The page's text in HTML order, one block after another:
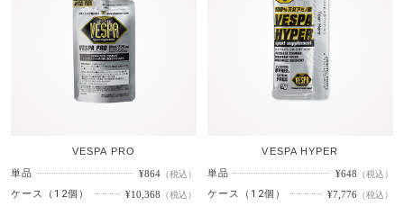
VESPA PRO
単品 ¥864 （税込）
ケース（12個） ¥10,368 （税込）
VESPA HYPER
単品 ¥648 （税込）
ケース（12個） ¥7,776 （税込）